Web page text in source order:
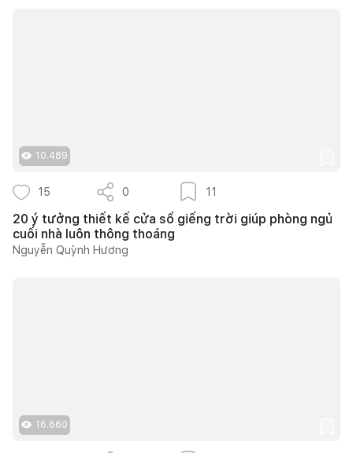
10.489
15 0 11
20 ý tưởng thiết kế cửa sổ giếng trời giúp phòng ngủ
cuối nhà luôn thông thoáng
Nguyễn Quỳnh Hương
16.660